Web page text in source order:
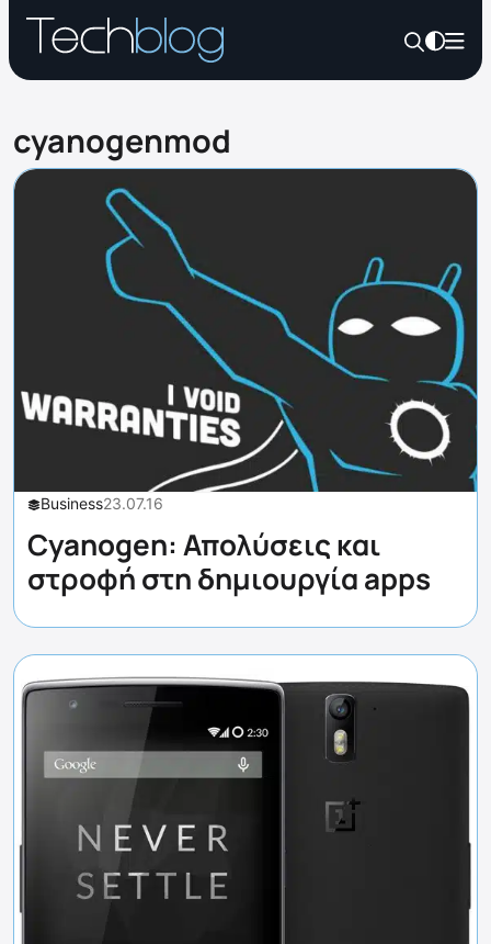
cyanogenmod
Business23.07.16
Cyanogen: Απολύσεις και
στροφή στη δημιουργία apps